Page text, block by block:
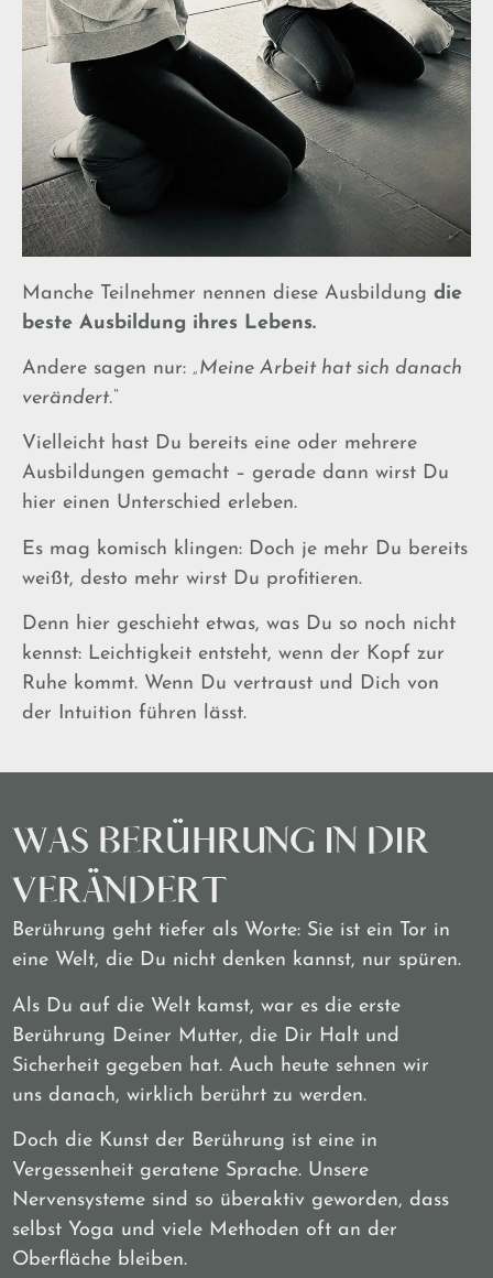
Manche Teilnehmer nennen diese Ausbildung die
beste Ausbildung ihres Lebens.
Andere sagen nur: „Meine Arbeit hat sich danach
verändert.“
Vielleicht hast Du bereits eine oder mehrere
Ausbildungen gemacht – gerade dann wirst Du
hier einen Unterschied erleben.
Es mag komisch klingen: Doch je mehr Du bereits
weißt, desto mehr wirst Du profitieren.
Denn hier geschieht etwas, was Du so noch nicht
kennst: Leichtigkeit entsteht, wenn der Kopf zur
Ruhe kommt. Wenn Du vertraust und Dich von
der Intuition führen lässt.
WAS BERÜHRUNG IN DIR
VERÄNDERT
Berührung geht tiefer als Worte: Sie ist ein Tor in
eine Welt, die Du nicht denken kannst, nur spüren.
Als Du auf die Welt kamst, war es die erste
Berührung Deiner Mutter, die Dir Halt und
Sicherheit gegeben hat. Auch heute sehnen wir
uns danach, wirklich berührt zu werden.
Doch die Kunst der Berührung ist eine in
Vergessenheit geratene Sprache. Unsere
Nervensysteme sind so überaktiv geworden, dass
selbst Yoga und viele Methoden oft an der
Oberfläche bleiben.